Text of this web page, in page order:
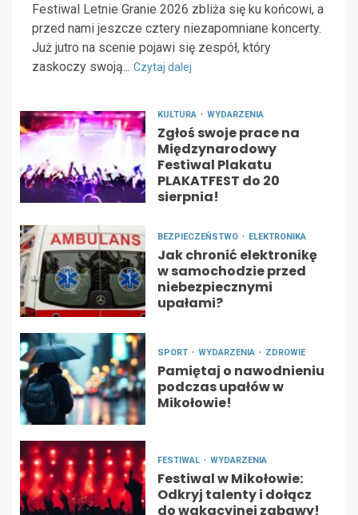
Festiwal Letnie Granie 2026 zbliża się ku końcowi, a
przed nami jeszcze cztery niezapomniane koncerty.
Już jutro na scenie pojawi się zespół, który
zaskoczy swoją... Czytaj dalej
KULTURA WYDARZENIA
Zgłoś swoje prace na
Międzynarodowy
Festiwal Plakatu
PLAKATFEST do 20
sierpnia!
BEZPIECZEŃSTWO ELEKTRONIKA
Jak chronić elektronikę
w samochodzie przed
niebezpiecznymi
upałami?
SPORT WYDARZENIA ZDROWIE
Pamiętaj o nawodnieniu
podczas upałów w
Mikołowie!
FESTIWAL WYDARZENIA
Festiwal w Mikołowie:
Odkryj talenty i dołącz
do wakacyjnej zabawy!